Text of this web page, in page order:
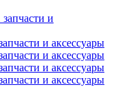
и
и аксессуары
и аксессуары
и аксессуары
и аксессуары